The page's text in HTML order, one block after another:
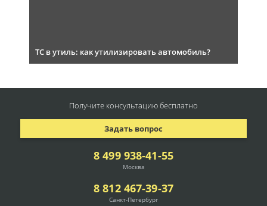
ТС в утиль: как утилизировать автомобиль?
8 499 938-41-55
Москва
8 812 467-39-37
Санкт-Петербург
Задать вопрос
Получите консультациюбесплатно